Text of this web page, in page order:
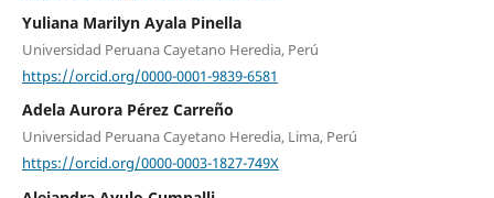
Yuliana Marilyn Ayala Pinella
Universidad Peruana Cayetano Heredia, Perú
https://orcid.org/0000-0001-9839-6581
Adela Aurora Pérez Carreño
Universidad Peruana Cayetano Heredia, Lima, Perú
https://orcid.org/0000-0003-1827-749X